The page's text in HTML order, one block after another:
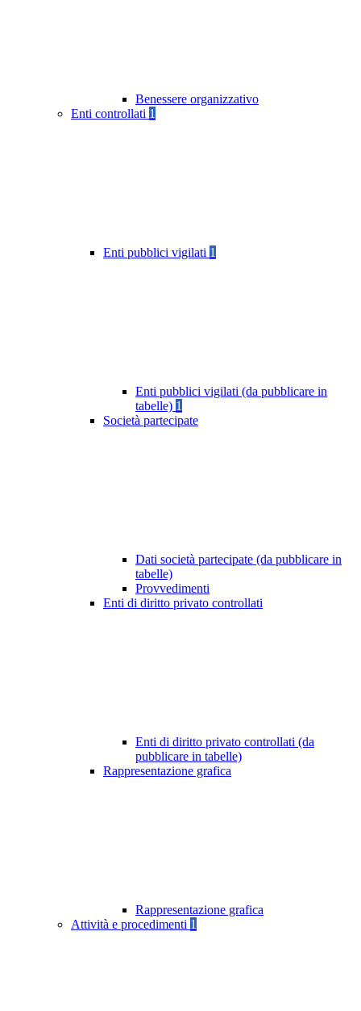
Benessere organizzativo
Enti controllati 1
Enti pubblici vigilati 1
Enti pubblici vigilati (da pubblicare in
tabelle) 1
Società partecipate
Dati società partecipate (da pubblicare in
tabelle)
Provvedimenti
Enti di diritto privato controllati
Enti di diritto privato controllati (da
pubblicare in tabelle)
Rappresentazione grafica
Rappresentazione grafica
Attività e procedimenti 1